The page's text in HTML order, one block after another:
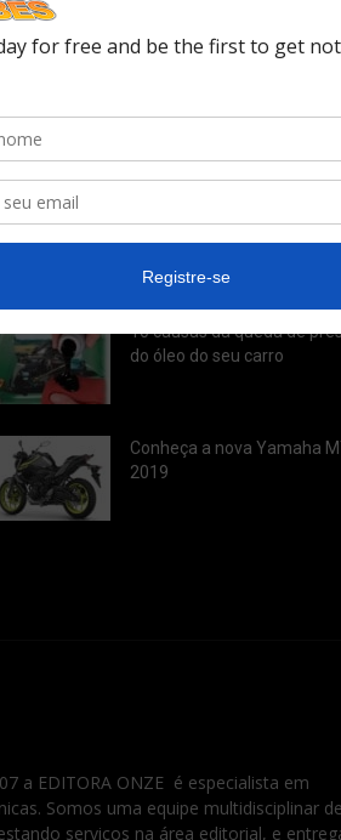
POSTS
anéis do pistão que
10 causas da queda de
do óleo do seu carro
Conheça a nova Yamaha
2019
a EDITORA ONZE é especialista em
Somos uma equipe multidisciplinar de
serviços na área editorial, e